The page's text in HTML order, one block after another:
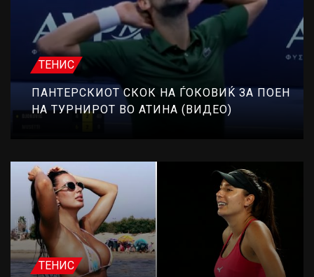
ТЕНИС
ПАНТЕРСКИОТ СКОК НА ЃОКОВИЌ ЗА ПОЕН
НА ТУРНИРОТ ВО АТИНА (ВИДЕО)
ТЕНИС